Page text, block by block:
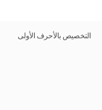
التخصيص بالأحرف الأولى